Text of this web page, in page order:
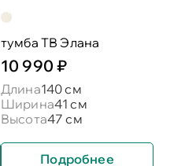
тумба ТВ Элана
10 990 ₽
Длина140 см
Ширина41 см
Высота47 см
Подробнее